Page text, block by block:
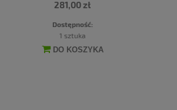
281,00 zł
Dostępność:
1 sztuka
DO KOSZYKA